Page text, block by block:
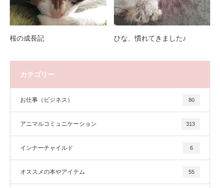
桜の成長記 ひな、慣れてきました♪
カテゴリー
お仕事（ビジネス） 80
アニマルコミュニケーション 313
インナーチャイルド 6
オススメの本やアイテム 55